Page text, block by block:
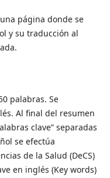
página donde se
y su traducción al
palabras. Se
Al final del resumen
clave” separadas
se efectúa
de la Salud (DeCS)
en inglés (Key words)